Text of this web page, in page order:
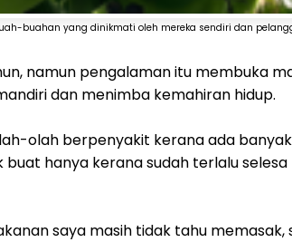
buahan yang dinikmati oleh mereka sendiri dan
namun pengalaman itu membuka
dan menimba kemahiran hidup.
olah berpenyakit kerana ada
hanya kerana sudah terlalu selesa
saya masih tidak tahu memasak,